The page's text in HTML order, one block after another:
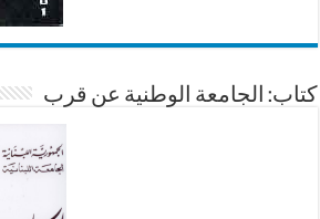
كتاب: الجامعة الوطنية عن قرب